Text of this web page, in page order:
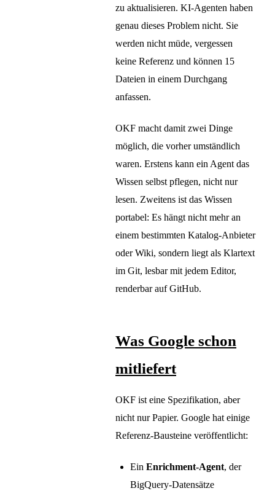
zu aktualisieren. KI-Agenten haben
genau dieses Problem nicht. Sie
werden nicht müde, vergessen
keine Referenz und können 15
Dateien in einem Durchgang
anfassen.
OKF macht damit zwei Dinge
möglich, die vorher umständlich
waren. Erstens kann ein Agent das
Wissen selbst pflegen, nicht nur
lesen. Zweitens ist das Wissen
portabel: Es hängt nicht mehr an
einem bestimmten Katalog-Anbieter
oder Wiki, sondern liegt als Klartext
im Git, lesbar mit jedem Editor,
renderbar auf GitHub.
Was Google schon
mitliefert
OKF ist eine Spezifikation, aber
nicht nur Papier. Google hat einige
Referenz-Bausteine veröffentlicht:
Ein Enrichment-Agent, der
BigQuery-Datensätze